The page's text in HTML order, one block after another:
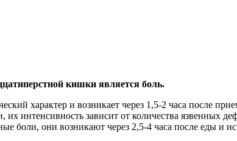
кишки является боль.
характер и возникает через 1,5-2 часа после
интенсивность зависит от количества язвенных
боли, они возникают через 2,5-4 часа после еды и